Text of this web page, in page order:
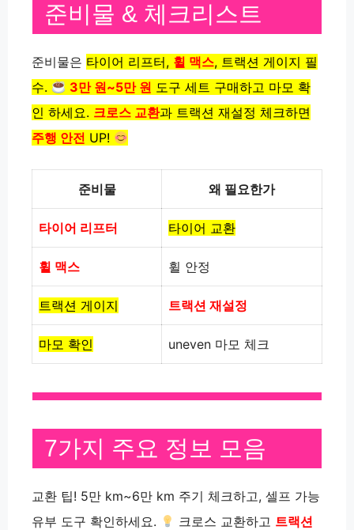
준비물 & 체크리스트
준비물은 타이어 리프터, 휠 맥스, 트랙션 게이지 필
수.
3만 원~5만 원 도구 세트 구매하고 마모 확
인 하세요. 크로스 교환과 트랙션 재설정 체크하면
주행 안전 UP!
준비물 왜 필요한가
타이어 리프터 타이어 교환
휠 맥스 휠 안정
트랙션 게이지 트랙션 재설정
마모 확인 uneven 마모 체크
7가지 주요 정보 모음
교환 팁! 5만 km~6만 km 주기 체크하고, 셀프 가능
유부 도구 확인하세요.
크로스 교환하고 트랙션